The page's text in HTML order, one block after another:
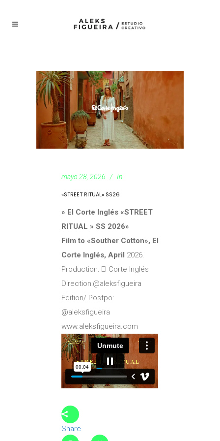
mayo 28, 2026 In
«STREET RITUAL» SS26
» El Corte Inglés «STREET
RITUAL » SS 2026»
Film to «Souther Cotton», El
Corte Inglés, April 2026.
Production: El Corte Inglés
Direction:@aleksfigueira
Edition/ Postpo:
@aleksfigueira
www.aleksfigueira.com
Share